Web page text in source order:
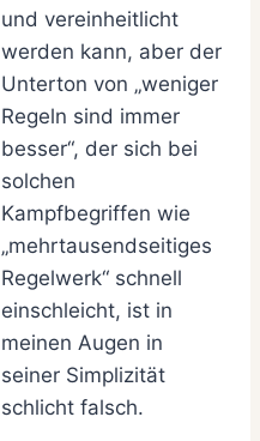
und vereinheitlicht
werden kann, aber der
Unterton von „weniger
Regeln sind immer
besser“, der sich bei
solchen
Kampfbegriffen wie
„mehrtausendseitiges
Regelwerk“ schnell
einschleicht, ist in
meinen Augen in
seiner Simplizität
schlicht falsch.